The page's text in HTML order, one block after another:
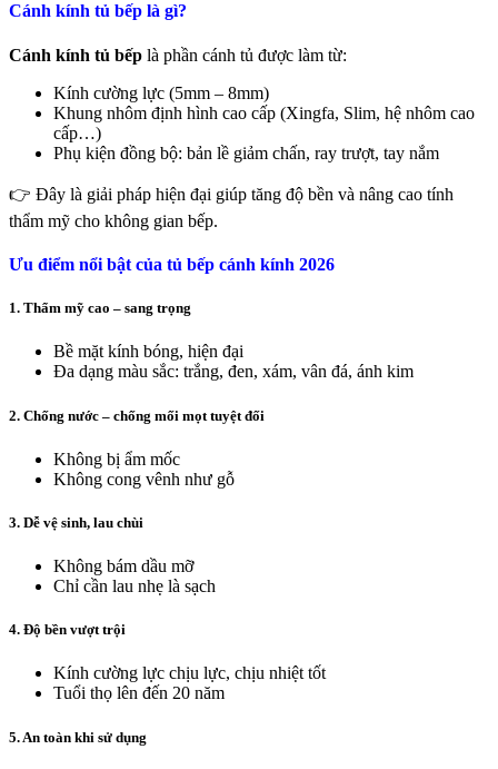
Cánh kính tủ bếp là gì?
Cánh kính tủ bếp là phần cánh tủ được làm từ:
Kính cường lực (5mm – 8mm)
Khung nhôm định hình cao cấp (Xingfa, Slim, hệ nhôm cao
cấp…)
Phụ kiện đồng bộ: bản lề giảm chấn, ray trượt, tay nắm
👉 Đây là giải pháp hiện đại giúp tăng độ bền và nâng cao tính
thẩm mỹ cho không gian bếp.
Ưu điểm nổi bật của tủ bếp cánh kính 2026
1. Thẩm mỹ cao – sang trọng
Bề mặt kính bóng, hiện đại
Đa dạng màu sắc: trắng, đen, xám, vân đá, ánh kim
2. Chống nước – chống mối mọt tuyệt đối
Không bị ẩm mốc
Không cong vênh như gỗ
3. Dễ vệ sinh, lau chùi
Không bám dầu mỡ
Chỉ cần lau nhẹ là sạch
4. Độ bền vượt trội
Kính cường lực chịu lực, chịu nhiệt tốt
Tuổi thọ lên đến 20 năm
5. An toàn khi sử dụng